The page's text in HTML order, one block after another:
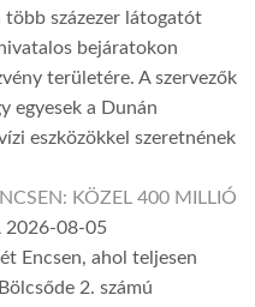
több százezer látogatót
bejáratokon
területére. A szervezők
egyesek a Dunán
eszközökkel szeretnének
KÖZEL 400 MILLIÓ
2026-08-05
Encsen, ahol teljesen
2. számú